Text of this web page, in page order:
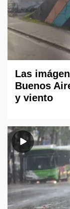
Las
Buenos
y viento